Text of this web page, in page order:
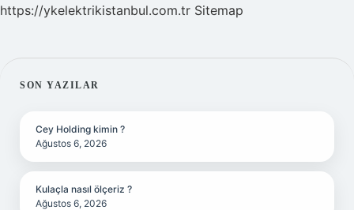
https://ykelektrikistanbul.com.tr Sitemap
SIDEBAR
SON YAZILAR
Cey Holding kimin ?
Ağustos 6, 2026
Kulaçla nasıl ölçeriz ?
Ağustos 6, 2026